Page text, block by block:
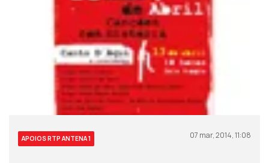
APOIOS RTP ANTENA 1 07 mar, 2014, 11:08